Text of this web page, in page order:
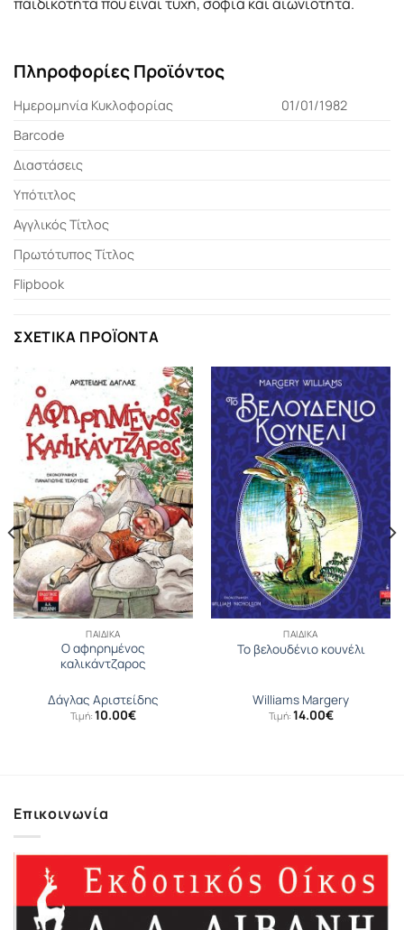
Πληροφορίες Προϊόντος
Ημερομηνία Κυκλοφορίας
01/01/1982
Barcode
Διαστάσεις
Υπότιτλος
Αγγλικός Τίτλος
Πρωτότυπος Τίτλος
Flipbook
ΣΧΕΤΙΚΆ ΠΡΟΪΌΝΤΑ
ΠΑΙΔΙΚΆ
Ο αφηρημένος
καλικάντζαρος
Δάγλας Αριστείδης
Τιμή: 10.00€
ΠΑΙΔΙΚΆ
Το βελουδένιο κουνέλι
Williams Margery
Τιμή: 14.00€
Επικοινωνία